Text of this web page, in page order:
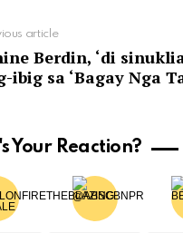
article
Berdin, ‘di
ibig sa ‘Bagay Nga
Your Reaction?